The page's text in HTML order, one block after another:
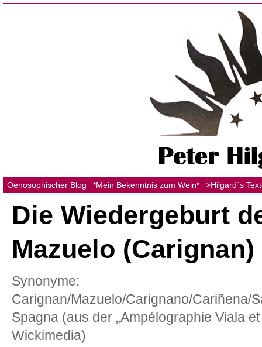
Oenosophischer Blog *Mein Bekenntnis zum Wein* >Hilgard´s
Die Wiedergeburt
Mazuelo (Carignan)
Synonyme:
Carignan/Mazuelo/Carignano/Cariñena/
Spagna (aus der „Ampélographie Viala et
Wickimedia)